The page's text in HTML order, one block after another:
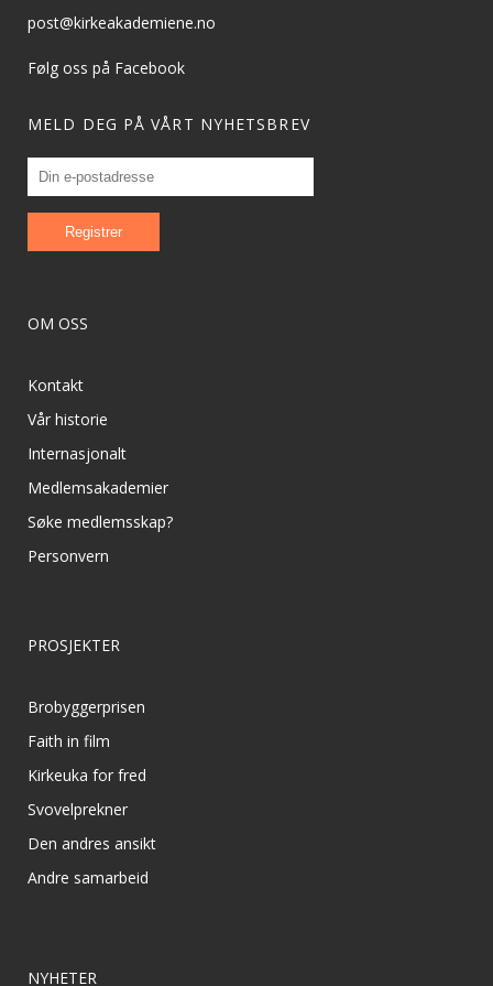
post@kirkeakademiene.no
Følg oss på Facebook
MELD DEG PÅ VÅRT NYHETSBREV
OM OSS
Kontakt
Vår historie
Internasjonalt
Medlemsakademier
Søke medlemsskap?
Personvern
PROSJEKTER
Brobyggerprisen
Faith in film
Kirkeuka for fred
Svovelprekner
Den andres ansikt
Andre samarbeid
NYHETER